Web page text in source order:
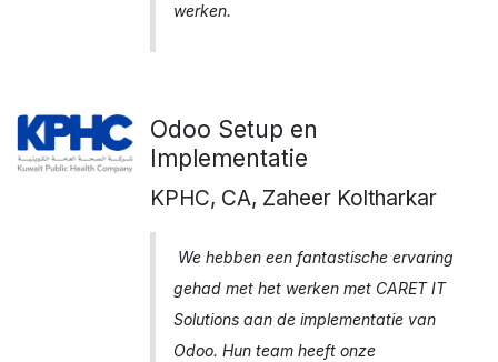
werken.
Odoo Setup en
Implementatie
KPHC, CA, Zaheer Koltharkar
We hebben een fantastische ervaring
gehad met het werken met CARET IT
Solutions aan de implementatie van
Odoo. Hun team heeft onze